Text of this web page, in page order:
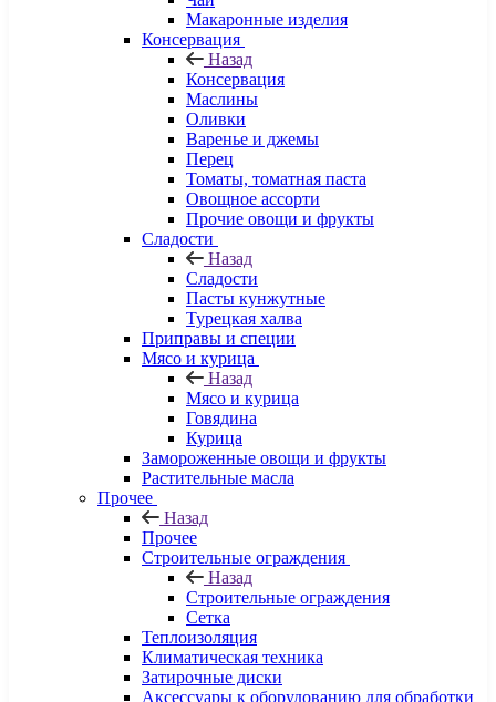
Макаронные изделия
Консервация
Назад
Консервация
Маслины
Оливки
Варенье и джемы
Перец
Томаты, томатная паста
Овощное ассорти
Прочие овощи и фрукты
Сладости
Назад
Сладости
Пасты кунжутные
Турецкая халва
Приправы и специи
Мясо и курица
Назад
Мясо и курица
Говядина
Курица
Замороженные овощи и фрукты
Растительные масла
Прочее
Назад
Прочее
Строительные ограждения
Назад
Строительные ограждения
Сетка
Теплоизоляция
Климатическая техника
Затирочные диски
Аксессуары к оборудованию для обработки